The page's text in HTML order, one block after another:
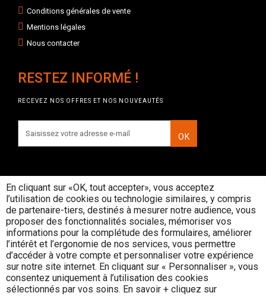
Conditions générales de vente
Mentions légales
Nous contacter
RESTEZ INFORMÉ !
RECEVEZ NOS OFFRES ET NOS NOUVEAUTÉS
OK
INTERDICTION DE VENTE DE
BOISSONS ALCOOLIQUES AUX
MINEURS DE MOINS DE 18 ANS
La preuve de majorité de l'acheteur est
exigée au moment de la vente en ligne
CODE DE LA SANTE PUBLIQUE, ART. L. 3342-1 et
L. 3353-3
L’abus d’alcool est dangereux pour la santé, consommez avec
En cliquant sur «OK, tout accepter», vous acceptez
l’utilisation de cookies ou technologie similaires, y compris
de partenaire-tiers, destinés à mesurer notre audience, vous
proposer des fonctionnalités sociales, mémoriser vos
informations pour la complétude des formulaires, améliorer
l’intérêt et l’ergonomie de nos services, vous permettre
d’accéder à votre compte et personnaliser votre expérience
sur notre site internet. En cliquant sur « Personnaliser », vous
consentez uniquement à l’utilisation des cookies
sélectionnés par vos soins. En savoir + cliquez sur